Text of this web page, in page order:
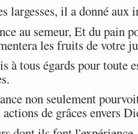
il a donné aux
au semeur, Et du pain
les fruits de votre
à tous égards pour toute
non seulement
de grâces envers